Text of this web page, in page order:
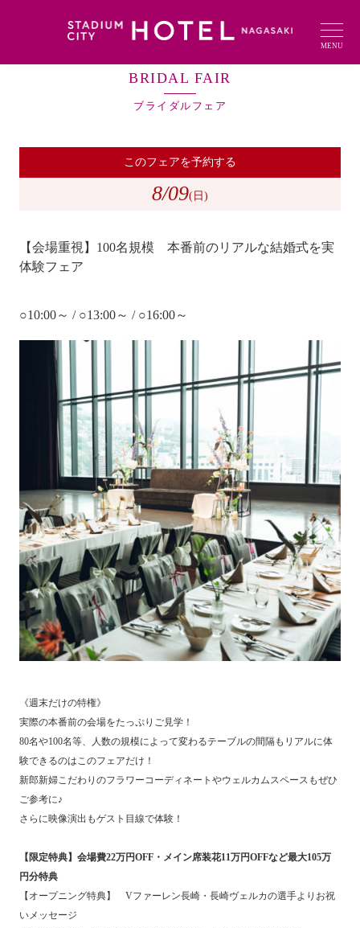
MENU
BRIDAL FAIR
ブライダルフェア
このフェアを予約する
8/09(日)
【会場重視】100名規模 本番前のリアルな結婚式を実
体験フェア
○10:00～ / ○13:00～ / ○16:00～
《週末だけの特権》
実際の本番前の会場をたっぷりご見学！
80名や100名等、人数の規模によって変わるテーブルの間隔もリアルに体
験できるのはこのフェアだけ！
新郎新婦こだわりのフラワーコーディネートやウェルカムスペースもぜひ
ご参考に♪
さらに映像演出もゲスト目線で体験！
【限定特典】会場費22万円OFF・メイン席装花11万円OFFなど最大105万
円分特典
【オープニング特典】 Vファーレン長崎・長崎ヴェルカの選手よりお祝
いメッセージ